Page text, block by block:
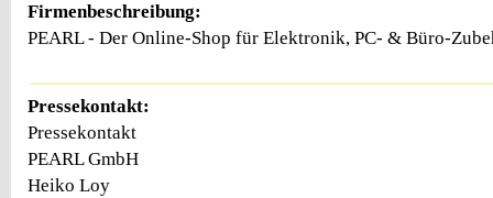
Firmenbeschreibung:
PEARL - Der Online-Shop für Elektronik, PC- & Büro-
Pressekontakt:
Pressekontakt
PEARL GmbH
Heiko Loy